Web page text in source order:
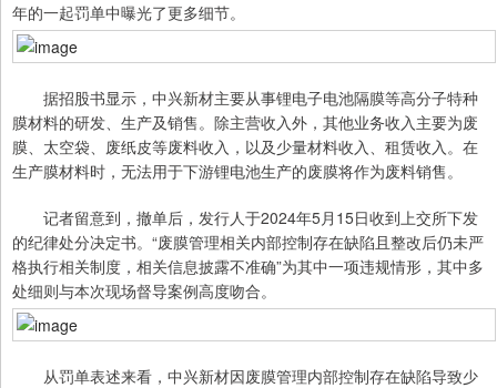
年的一起罚单中曝光了更多细节。
据招股书显示，中兴新材主要从事锂电子电池隔膜等高分子特种
膜材料的研发、生产及销售。除主营收入外，其他业务收入主要为废
膜、太空袋、废纸皮等废料收入，以及少量材料收入、租赁收入。在
生产膜材料时，无法用于下游锂电池生产的废膜将作为废料销售。
记者留意到，撤单后，发行人于2024年5月15日收到上交所下发
的纪律处分决定书。“废膜管理相关内部控制存在缺陷且整改后仍未严
格执行相关制度，相关信息披露不准确”为其中一项违规情形，其中多
处细则与本次现场督导案例高度吻合。
从罚单表述来看，中兴新材因废膜管理内部控制存在缺陷导致少